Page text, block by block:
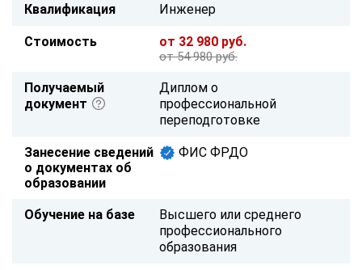
Квалификация Инженер
Стоимость от 32 980 руб.
от 54 980 руб.
Получаемый
документ
Диплом о
профессиональной
переподготовке
Занесение сведений
о документах об
образовании
ФИС ФРДО
Обучение на базе
Высшего или среднего
профессионального
образования